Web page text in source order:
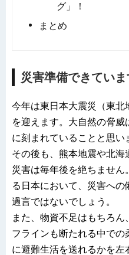
グ」！
まとめ
災害準備できていま
今年は東日本大震災（東
を迎えます。大自然の脅
に刻まれていることと思い
その後も、熊本地震や北
災害は毎年後を絶ちませ
る日本において、災害へ
過言ではないでしょう。
また、物資不足はもちろ
フラインも断たれる中で
に避難生活を送れるかを左